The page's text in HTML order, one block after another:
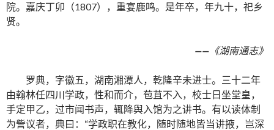
院。嘉庆丁卯（1807），重宴鹿鸣。是年卒，年九十，祀乡
贤。
—— 《湖南通志》
罗典，字徽五，湖南湘潭人，乾隆辛未进士。三十二年
由翰林任四川学政，性和而介，苞苴不入，校士日坐堂皇，
手定甲乙，过市闻书声，辄降舆入馆为之讲书。有以读体制
为訾议者，典曰：“学政职在教化，随时随地皆当讲掖，岂深